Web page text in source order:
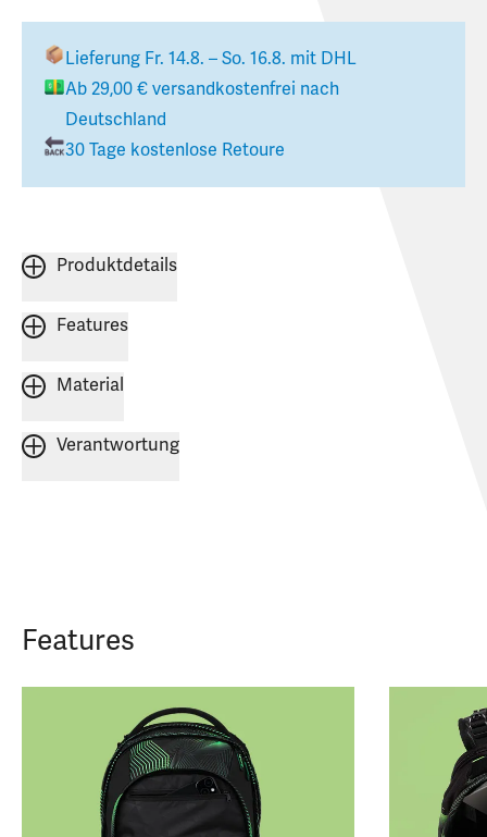
Lieferung Fr. 14.8. – So. 16.8. mit DHL
Ab 29,00 € versandkostenfrei nach
Deutschland
30 Tage kostenlose Retoure
Produktdetails
Features
Material
Verantwortung
Features